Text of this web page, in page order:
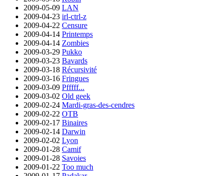
2009-05-09 LAN
2009-04-23 irl-ctrl-z
2009-04-22 Censure
2009-04-14 Printemps
2009-04-14 Zombies
2009-03-29 Pukko
2009-03-23 Bavards
2009-03-18 Récursivité
2009-03-16 Fringues
2009-03-09 Pfffff...
2009-03-02 Old geek
2009-02-24 Mardi-gras-des-cendres
2009-02-22 OTB
2009-02-17 Binaires
2009-02-14 Darwin
2009-02-02 Lyon
2009-01-28 Camif
2009-01-28 Savoies
2009-01-22 Too much